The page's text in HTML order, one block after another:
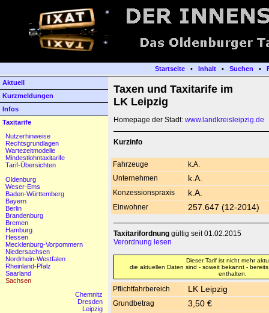
Startseite• Inhalt• Suchen •
Aktuell
Kurzmeldungen
Infos
Taxitarife
Nutzerhinweise
Rechtsgrundlagen
Wartezeitmodelle
Mindestlohntaxitarife
Tarif-Übersichten
Oldenburg
Weser-Ems
Baden-Württemberg
Bayern
Berlin
Brandenburg
Bremen
Hamburg
Hessen
Mecklenburg-Vorpommern
Niedersachsen
Nordrhein-Westfalen
Rheinland-Pfalz
Saarland
Sachsen
Chemnitz
Dresden
Leipzig
Taxen und Taxitarife im
LK Leipzig
Homepage der Stadt: www.landkreisleipzig.de
Kurzinfo
Fahrzeuge
k.A.
Unternehmen
k.A.
Konzessionspraxis k.A.
Einwohner 257.647 (12-2014)
Taxitarifordnung gültig seit 01.02.2015
Verordnung lesen
Dieser Tarif ist nicht mehr
die aktuellen Daten sind - soweit bekannt -
enthalten.
Pflichtfahrbereich LK Leipzig
Grundbetrag 3,50 €